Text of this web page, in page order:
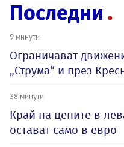
Последни
9 минути
Ограничават
„Струма“ и през
38 минути
Край на цените в
остават само в евро